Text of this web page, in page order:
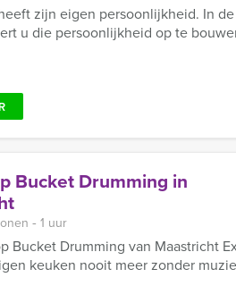
zijn eigen persoonlijkheid. In
u die persoonlijkheid op te
Bucket Drumming in
‐ 1 uur
Bucket Drumming van Maastricht
keuken nooit meer zonder